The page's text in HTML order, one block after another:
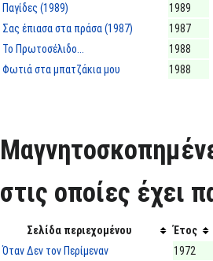
Παγίδες (1989)
1989
Σας έπιασα στα πράσα (1987)
1987
Το Πρωτοσέλιδο...
1988
Φωτιά στα μπατζάκια μου
1988
στις οποίες έχει
Σελίδα περιεχομένου
Έτος
Όταν Δεν τον Περίμεναν
1972